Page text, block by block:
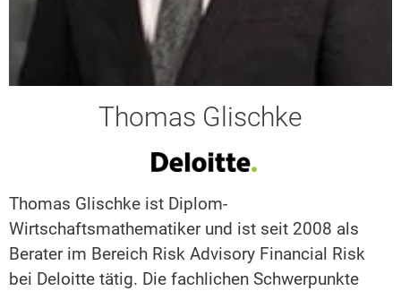
Thomas Glischke
Thomas Glischke ist Diplom-
Wirtschaftsmathematiker und ist seit 2008 als
Berater im Bereich Risk Advisory Financial Risk
bei Deloitte tätig. Die fachlichen Schwerpunkte